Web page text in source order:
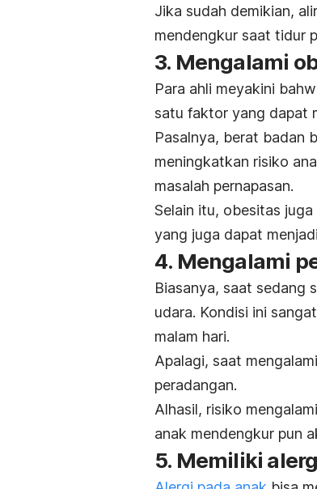
Jika sudah demikian,
mendengkur saat tidur
3. Mengalami
Para ahli meyakini
satu faktor yang dapat
Pasalnya, berat badan
meningkatkan risiko
masalah pernapasan.
Selain itu, obesitas
yang juga dapat
4. Mengalami
Biasanya, saat sedang
udara. Kondisi ini
malam hari.
Apalagi, saat
peradangan.
Alhasil, risiko
anak mendengkur pun
5. Memiliki